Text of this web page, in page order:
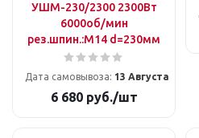
УШМ-230/2300 2300Вт
6000об/мин
рез.шпин.:M14 d=230мм
Дата самовывоза: 13 Августа
6 680руб./шт